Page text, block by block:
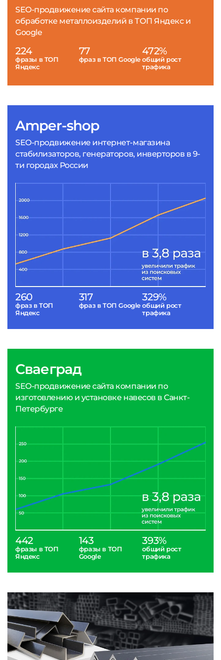
Amper-shop
SEO-продвижение интернет-магазина
стабилизаторов, генераторов, инверторов в 9-
ти городах России
260
фраз в ТОП
Яндекс
317
фраз в ТОП Google
329%
общий рост
трафика
SEO-продвижение сайта компании по
обработке металлоизделий в ТОП Яндекс и
Google
224
фразы в ТОП
Яндекс
77
фраз в ТОП Google
472%
общий рост
трафика
Сваеград
SEO-продвижение сайта компании по
изготовлению и установке навесов в Санкт-
Петербурге
442
фразы в ТОП
Яндекс
143
фразы в ТОП
Google
393%
общий рост
трафика